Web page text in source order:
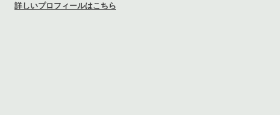
詳しいプロフィールはこちら